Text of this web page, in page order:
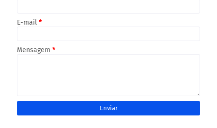
E-mail *
Mensagem *